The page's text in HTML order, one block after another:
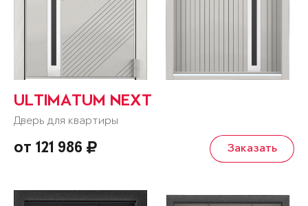
ULTIMATUM NEXT
Дверь для квартиры
от 121 986 Заказать